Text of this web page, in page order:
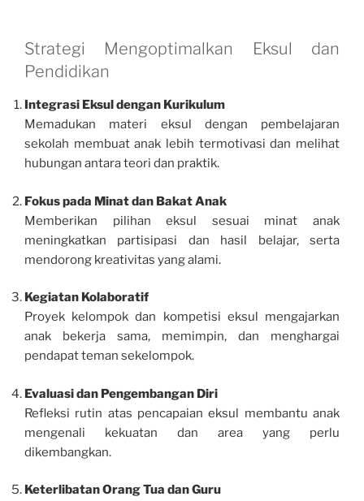
Strategi Mengoptimalkan Eksul dan
Pendidikan
Integrasi Eksul dengan Kurikulum
Memadukan materi eksul dengan pembelajaran
sekolah membuat anak lebih termotivasi dan melihat
hubungan antara teori dan praktik.
Fokus pada Minat dan Bakat Anak
Memberikan pilihan eksul sesuai minat anak
meningkatkan partisipasi dan hasil belajar, serta
mendorong kreativitas yang alami.
Kegiatan Kolaboratif
Proyek kelompok dan kompetisi eksul mengajarkan
anak bekerja sama, memimpin, dan menghargai
pendapat teman sekelompok.
Evaluasi dan Pengembangan Diri
Refleksi rutin atas pencapaian eksul membantu anak
mengenali kekuatan dan area yang perlu
dikembangkan.
Keterlibatan Orang Tua dan Guru